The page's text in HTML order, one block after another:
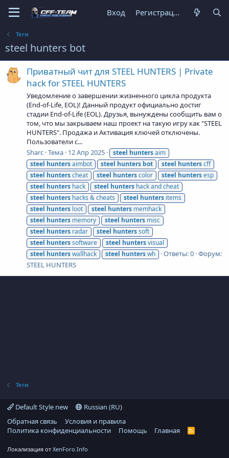
Вход Регистрация
Теги
steel hunters bot
Приватный чит для STEEL HUNTERS | Private
hack for STEEL HUNTERS
Уведомление о завершении жизненного цикла продукта
(End-of-Life, EOL)! Данный продукт официально достиг
стадии End-of-Life (EOL). Друзья, вынуждены сообщить вам о
том, что мы закрываем наш проект на такую игру как "STEEL
HUNTERS". Продажа и Активация ключей отключены.
Пользователи с...
Sharc Тема 12 Апр 2025 steel huntersaim
steel huntersaimbot steel hunters bot steel hunterscff
steel hunterscheat steel hunterscolor steel huntersesp
steel hunters hack steel hunters hack and cheat
steel hunters hacks & cheats steel hunters items
steel hunters loot steel hunters memhack
steel hunters memory steel hunters misc
steel hunters radar steel hunterssoft
steel hunterssoftware steel huntersvisual
steel hunterswallhack steel hunterswh Ответы: 0 Форум:
STEEL HUNTERS
Теги
Default Style new
Russian (RU)
Обратная связь
Условия и правила
Политика конфиденциальности
Помощь Главная
R
Локализация от XenForo.Info